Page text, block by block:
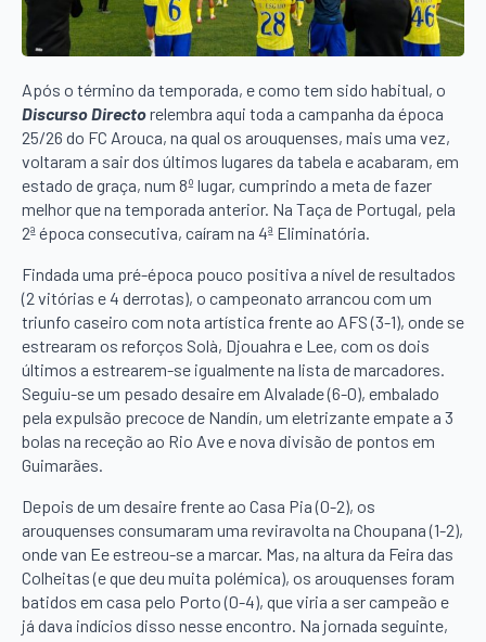
Após o término da temporada, e como tem sido habitual, o
Discurso Directorelembra aqui toda a campanha da época
25/26 do FC Arouca, na qual os arouquenses, mais uma vez,
voltaram a sair dos últimos lugares da tabela e acabaram, em
estado de graça, num 8º lugar, cumprindo a meta de fazer
melhor que na temporada anterior. Na Taça de Portugal, pela
2ª época consecutiva, caíram na 4ª Eliminatória.
Findada uma pré-época pouco positiva a nível de resultados
(2 vitórias e 4 derrotas), o campeonato arrancou com um
triunfo caseiro com nota artística frente ao AFS (3-1), onde se
estrearam os reforços Solà, Djouahra e Lee, com os dois
últimos a estrearem-se igualmente na lista de marcadores.
Seguiu-se um pesado desaire em Alvalade (6-0), embalado
pela expulsão precoce de Nandín, um eletrizante empate a 3
bolas na receção ao Rio Ave e nova divisão de pontos em
Guimarães.
Depois de um desaire frente ao Casa Pia (0-2), os
arouquenses consumaram uma reviravolta na Choupana (1-2),
onde van Ee estreou-se a marcar. Mas, na altura da Feira das
Colheitas (e que deu muita polémica), os arouquenses foram
batidos em casa pelo Porto (0-4), que viria a ser campeão e
já dava indícios disso nesse encontro. Na jornada seguinte,